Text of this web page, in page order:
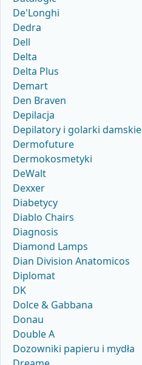
De'Longhi
Dedra
Dell
Delta
Delta Plus
Demart
Den Braven
Depilacja
Depilatory i golarki damskie
Dermofuture
Dermokosmetyki
DeWalt
Dexxer
Diabetycy
Diablo Chairs
Diagnosis
Diamond Lamps
Dian Division Anatomicos
Diplomat
DK
Dolce & Gabbana
Donau
Double A
Dozowniki papieru i mydła